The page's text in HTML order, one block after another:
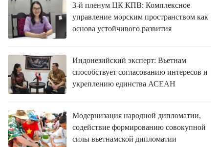
3-й пленум ЦК КПВ: Комплексное
управление морским пространством как
основа устойчивого развития
Индонезийский эксперт: Вьетнам
способствует согласованию интересов и
укреплению единства АСЕАН
Модернизация народной дипломатии,
содействие формированию совокупной
силы вьетнамской дипломатии